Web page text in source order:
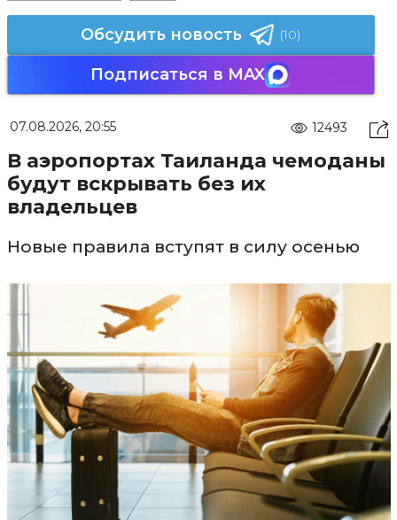
Обсудить новость (10)
Подписаться в MAX
07.08.2026, 20:55 12493
В аэропортах Таиланда чемоданы
будут вскрывать без их
владельцев
Новые правила вступят в силу осенью